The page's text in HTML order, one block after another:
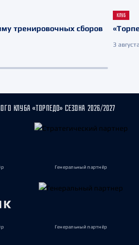
тренировочных сборов
КЛУБ
3
КЛУБА «ТОРПЕДО» СЕЗОНА 2026/2027
Генеральный партнёр
Генеральный партнёр